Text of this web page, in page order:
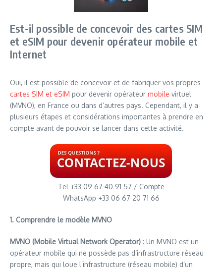
Est-il possible de concevoir des cartes SIM
et eSIM pour devenir opérateur mobile et
Internet
Oui, il est possible de concevoir et de fabriquer vos propres
cartes SIM et eSIM pour devenir opérateur mobile virtuel
(MVNO), en France ou dans d’autres pays. Cependant, il y a
plusieurs étapes et considérations importantes à prendre en
compte avant de pouvoir se lancer dans cette activité.
Tel +33 09 67 40 91 57 / Compte
WhatsApp +33 06 67 20 71 66
1. Comprendre le modèle MVNO
MVNO (Mobile Virtual Network Operator) : Un MVNO est un
opérateur mobile qui ne possède pas d’infrastructure réseau
propre, mais qui loue l’infrastructure (réseau mobile) d’un